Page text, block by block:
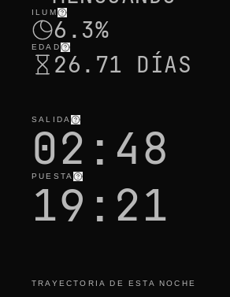
ILUM
6.3%
EDAD
26.71 DÍAS
SALIDA
02:48
PUESTA
19:21
TRAYECTORIA DE ESTA NOCHE